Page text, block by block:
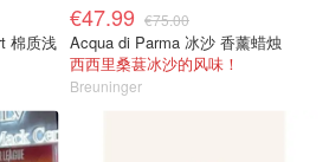
棉质浅
€47.99 €75.00
Acqua di Parma 冰沙 香薰蜡烛
西西里桑葚冰沙的风味！
Breuninger